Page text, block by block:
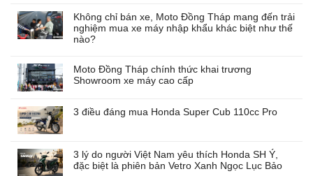
Không chỉ bán xe, Moto Đồng Tháp mang đến trải
nghiệm mua xe máy nhập khẩu khác biệt như thế
nào?
Moto Đồng Tháp chính thức khai trương
Showroom xe máy cao cấp
3 điều đáng mua Honda Super Cub 110cc Pro
3 lý do người Việt Nam yêu thích Honda SH Ý,
đặc biệt là phiên bản Vetro Xanh Ngọc Lục Bảo